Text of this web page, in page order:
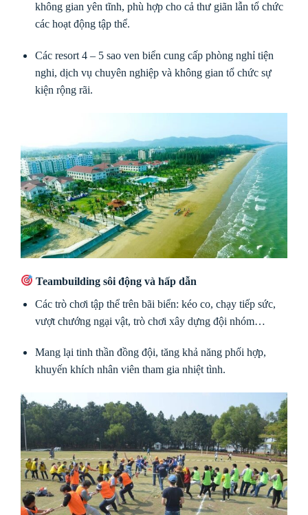
không gian yên tĩnh, phù hợp cho cả thư giãn lẫn tổ chức
các hoạt động tập thể.
Các resort 4 – 5 sao ven biển cung cấp phòng nghỉ tiện
nghi, dịch vụ chuyên nghiệp và không gian tổ chức sự
kiện rộng rãi.
Teambuilding sôi động và hấp dẫn
Các trò chơi tập thể trên bãi biển: kéo co, chạy tiếp sức,
vượt chướng ngại vật, trò chơi xây dựng đội nhóm…
Mang lại tinh thần đồng đội, tăng khả năng phối hợp,
khuyến khích nhân viên tham gia nhiệt tình.